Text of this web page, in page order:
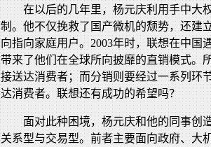
在以后的几年里，杨元庆利用手中大
制。他不仅挽救了国产微机的颓势，还建
向指向家庭用户。2003年时，联想在中国
带来了他们在全球所向披靡的直销模式。
接送达消费者；而分销则要经过一系列
达消费者。联想还有成功的希望吗？
面对此种困境，杨元庆和他的同事创
关系型与交易型。前者主要面向政府、大